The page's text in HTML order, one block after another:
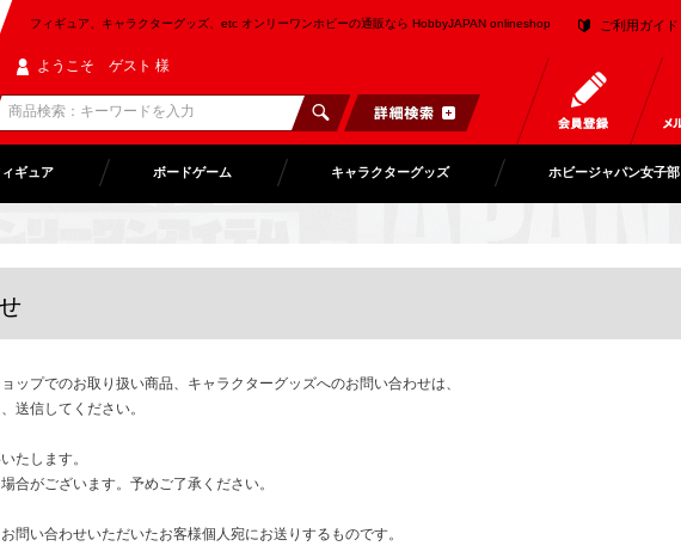
フィギュア、キャラクターグッズ、etc オンリーワンホビーの通販なら HobbyJAPAN onlineshop ご利用ガイド
ようこそ ゲスト 様
ィギュア ボードゲーム キャラクターグッズ ホビージャパン女子部
ップでのお取り扱い商品、キャラクターグッズへのお問い合わせは、
送信してください。
たします。
合がございます。予めご了承ください。
問い合わせいただいたお客様個人宛にお送りするものです。